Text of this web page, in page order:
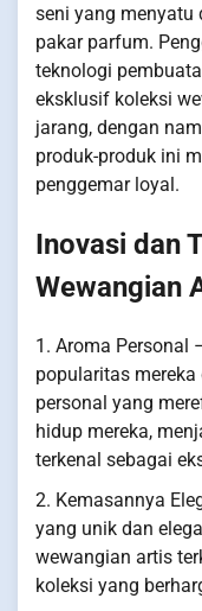
seni yang menyatu
pakar parfum.
teknologi
eksklusif koleksi
jarang, dengan
produk-produk ini
penggemar loyal.
Inovasi dan
Wewangian
1. Aroma Personal
popularitas
personal yang
hidup mereka,
terkenal sebagai
2. Kemasannya
yang unik dan
wewangian artis
koleksi yang